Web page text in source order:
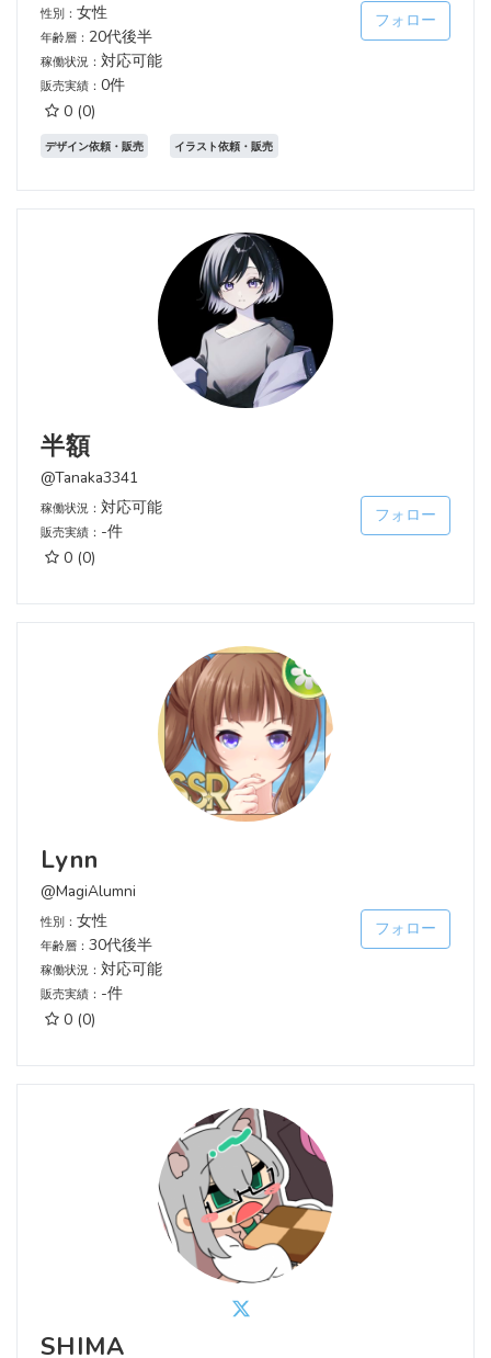
性別： 女性
年齢層： 20代後半
稼働状況： 対応可能
販売実績： 0件
0 (0)
フォロー
デザイン依頼・販売 イラスト依頼・販売
半額
@Tanaka3341
稼働状況： 対応可能
販売実績： -件
0 (0)
フォロー
Lynn
@MagiAlumni
性別： 女性
年齢層： 30代後半
稼働状況： 対応可能
販売実績： -件
0 (0)
フォロー
SHIMA